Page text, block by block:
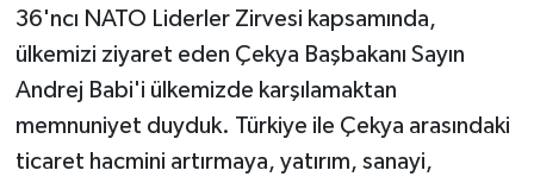
36'ncı NATO Liderler Zirvesi kapsamında,
ülkemizi ziyaret eden Çekya Başbakanı Sayın
Andrej Babi'i ülkemizde karşılamaktan
memnuniyet duyduk. Türkiye ile Çekya arasındaki
ticaret hacmini artırmaya, yatırım, sanayi,